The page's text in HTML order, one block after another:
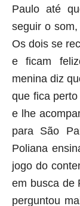
Paulo até
seguir o
Os dois se
e ficam
menina diz
que fica
e lhe
para São
Poliana
jogo do
em busca de
perguntou